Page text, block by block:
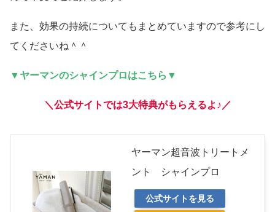
また、効果の持続についてもまとめていますので参考にし
てくださいね＾＾
▼ヤーマンのシャインプロはこちら▼
＼公式サイトでは3大特典がもらえるよ♪／
ヤーマン超音波トリートメ
ント シャインプロ
公式サイトを見る